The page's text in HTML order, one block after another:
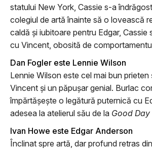
statului New York, Cassie s-a
colegiul de artă înainte să o lovească
caldă și iubitoare pentru Edgar, Cassie
cu Vincent, obosită de
Dan Fogler este Lennie Wilson
Lennie Wilson este cel mai bun prieten
Vincent și un păpușar genial. Burlac
împărtășește o legătură puternică cu
adesea la atelierul său de la Good Day
Ivan Howe este Edgar Anderson
Înclinat spre artă, dar profund retras